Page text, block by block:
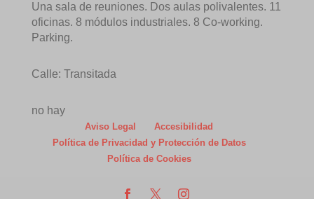
Una sala de reuniones. Dos aulas polivalentes. 11
oficinas. 8 módulos industriales. 8 Co-working.
Parking.
Calle: Transitada
no hay
Aviso Legal
Accesibilidad
Política de Privacidad y Protección de Datos
Política de Cookies